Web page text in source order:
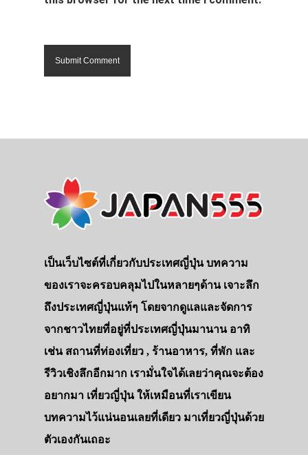
เป็นเว็บไซต์ที่เกี่ยวกับประเทศญี่ปุ่น บทความ
ของเราจะครอบคลุมไปในหลายๆด้าน เจาะลึก
ถึงประเทศญี่ปุ่นแท้ๆ โดยจากดูแลและจัดการ
จากชาวไทยที่อยู่ที่ประเทศญี่ปุ่นมานาน อาทิ
เช่น สถานที่ท่องเที่ยว , ร้านอาหาร, ที่พัก และ
รีวิวเชิงลึกอีกมาก เรามั่นใจได้เลยว่าคุณจะต้อง
อยากมา เที่ยวญี่ปุ่น ให้เหมือนที่เราเขียน
บทความไว้แน่นอนเลยที่เดียว มาเที่ยวญี่ปุ่นด้วย
ตัวเองกันเถอะ